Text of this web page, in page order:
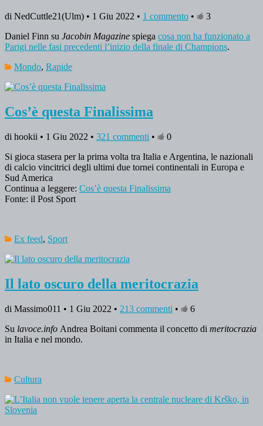
di NedCuttle21(Ulm) • 1 Giu 2022 • 1 commento •
3
Daniel Finn su Jacobin Magazine spiega cosa non ha funzionato a
Parigi nelle fasi precedenti l’inizio della finale di Champions.
Mondo, Rapide
Cos’è questa Finalissima
di hookii • 1 Giu 2022 • 321 commenti •
0
Si gioca stasera per la prima volta tra Italia e Argentina, le nazionali
di calcio vincitrici degli ultimi due tornei continentali in Europa e
Sud America
Continua a leggere: Cos’è questa Finalissima
Fonte: il Post Sport
Ex feed, Sport
Il lato oscuro della meritocrazia
di Massimo011 • 1 Giu 2022 • 213 commenti •
6
Su lavoce.info Andrea Boitani commenta il concetto di meritocrazia
in Italia e nel mondo.
Cultura